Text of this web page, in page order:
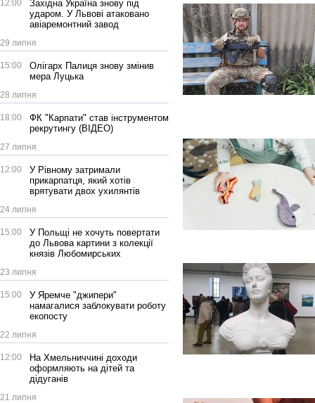
12:00
Західна Україна знову під
ударом. У Львові атаковано
авіаремонтний завод
29 липня
15:00
Олігарх Палиця знову змінив
мера Луцька
28 липня
18:00
ФК "Карпати" став інструментом
рекрутингу (ВІДЕО)
27 липня
12:00
У Рівному затримали
прикарпатця, який хотів
врятувати двох ухилянтів
24 липня
15:00
У Польщі не хочуть повертати
до Львова картини з колекції
князів Любомирських
23 липня
15:00
У Яремче "джипери"
намагалися заблокувати роботу
екопосту
22 липня
12:00
На Хмельниччині доходи
оформляють на дітей та
дідуганів
21 липня